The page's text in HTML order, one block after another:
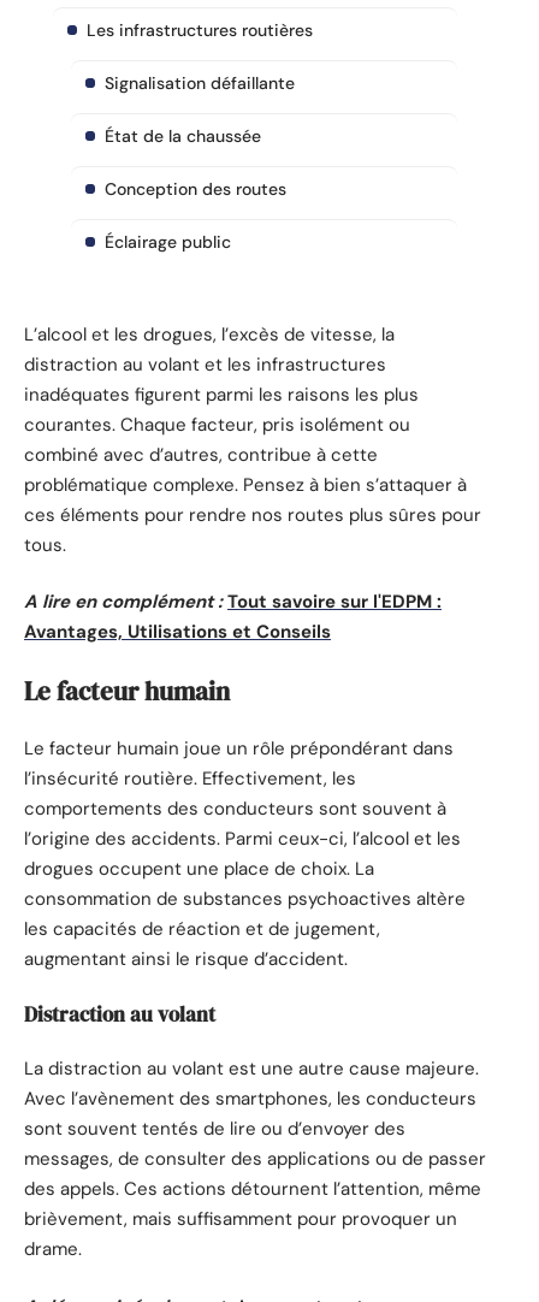
Les infrastructures routières
Signalisation défaillante
État de la chaussée
Conception des routes
Éclairage public
L’alcool et les drogues, l’excès de vitesse, la
distraction au volant et les infrastructures
inadéquates figurent parmi les raisons les plus
courantes. Chaque facteur, pris isolément ou
combiné avec d’autres, contribue à cette
problématique complexe. Pensez à bien s’attaquer à
ces éléments pour rendre nos routes plus sûres pour
tous.
A lire en complément : Tout savoire sur l'EDPM :
Avantages, Utilisations et Conseils
Le facteur humain
Le facteur humain joue un rôle prépondérant dans
l’insécurité routière. Effectivement, les
comportements des conducteurs sont souvent à
l’origine des accidents. Parmi ceux-ci, l’alcool et les
drogues occupent une place de choix. La
consommation de substances psychoactives altère
les capacités de réaction et de jugement,
augmentant ainsi le risque d’accident.
Distraction au volant
La distraction au volant est une autre cause majeure.
Avec l’avènement des smartphones, les conducteurs
sont souvent tentés de lire ou d’envoyer des
messages, de consulter des applications ou de passer
des appels. Ces actions détournent l’attention, même
brièvement, mais suffisamment pour provoquer un
drame.